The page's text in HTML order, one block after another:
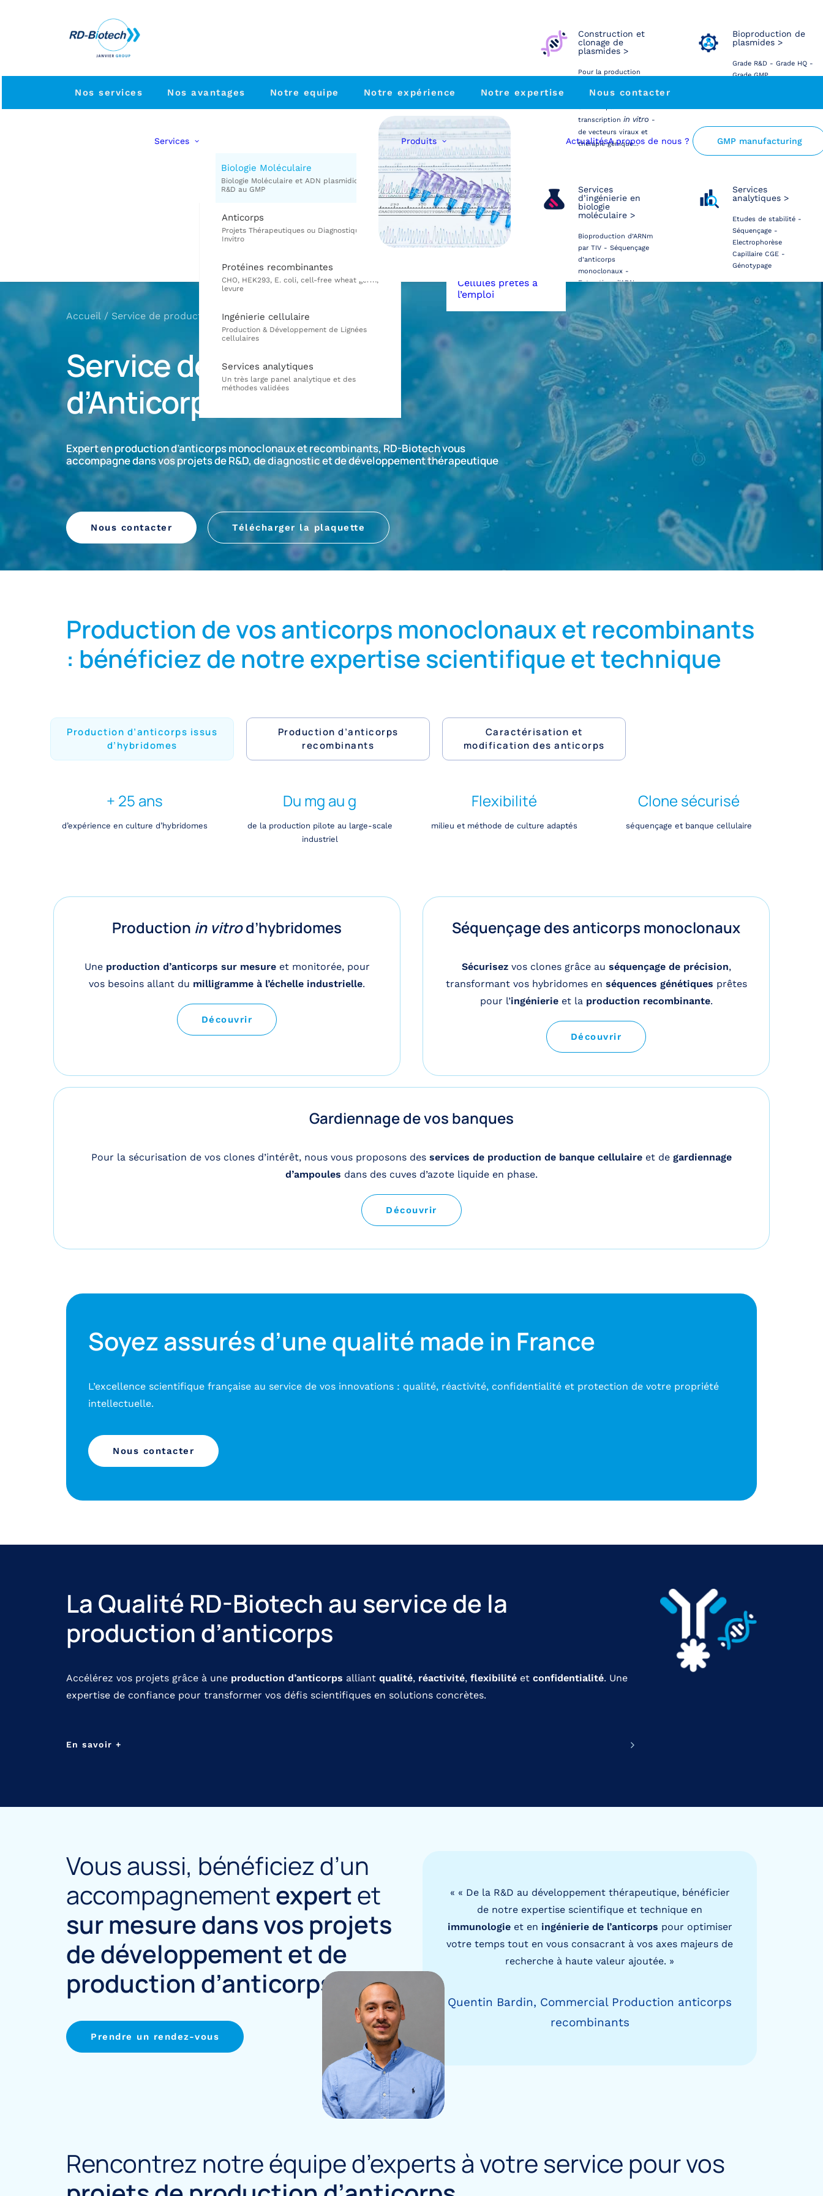
Services
Biologie Moléculaire
Construction et
clonage de
plasmides >
Pour la production
recombinantes -
transcription in vitro -
de vecteurs viraux et
thérapie génique...
Bioproduction de
plasmides >
Grade R&D - Grade HQ -
Grade GMP
Services
d’ingénierie en
biologie
moléculaire >
Bioproduction d’ARNm
par TIV - Séquençage
d’anticorps
monoclonaux -
Extraction d'ADN
génomique et d'ARN -
Validation de lignées
cellulaires - Ingénierie à
façon
Services
analytiques >
Etudes de stabilité -
Séquençage -
Electrophorèse
Capillaire CGE -
Génotypage
Anticorps
Protéines recombinantes
Ingénierie cellulaire
Services analytiques
Produits
Cellules prêtes à
l’emploi
ActualitésA propos de nous ? GMP manufacturing
Nos services Nos avantages Notre equipe Notre expérience Notre expertise Nous contacter
Accueil Service de production d’Anticorps
Service de production
d’Anticorps
Expert en production d’anticorps monoclonaux et recombinants, RD-Biotech vous
accompagne dans vos projets de R&D, de diagnostic et de développement thérapeutique
Nous contacter Télécharger la plaquette
Production de vos anticorps monoclonaux et recombinants
: bénéficiez de notre expertise scientifique et technique
Production d’anticorps issus
d’hybridomes
Production d’anticorps
recombinants
Caractérisation et
modification des anticorps
+ 25 ans
d’expérience en culture d’hybridomes
Du mg au g
de la production pilote au large-scale
industriel
Flexibilité
milieu et méthode de culture adaptés
Clone sécurisé
séquençage et banque cellulaire
Production in vitrod’hybridomes
Une production d’anticorps sur mesureet monitorée, pour
vos besoins allant du milligramme à l’échelle industrielle.
Découvrir
Séquençage des anticorps monoclonaux
Sécurisezvos clones grâce au séquençage de précision,
transformant vos hybridomes en séquences génétiques prêtes
pour l’ingénierieet la production recombinante.
Découvrir
Gardiennage de vos banques
Pour la sécurisation de vos clones d’intérêt, nous vous proposons des services de production de banque cellulaire et de gardiennage
d’ampoules dans des cuves d’azote liquide en phase.
Découvrir
Soyez assurés d’une qualité made in France
L’excellence scientifique française au service de vos innovations : qualité, réactivité, confidentialité et protection de votre propriété
intellectuelle.
Nous contacter
La Qualité RD-Biotech au service de la
production d’anticorps
Accélérez vos projets grâce à une production d’anticorps alliant qualité, réactivité, flexibilité et confidentialité. Une
expertise de confiance pour transformer vos défis scientifiques en solutions concrètes.
En savoir +
Vous aussi, bénéficiez d’un
accompagnementexpertet
sur mesuredans vos projets
dedéveloppementet de
production d’anticorps
Prendre un rendez-vous
« « De la R&D au développement thérapeutique, bénéficier
de notre expertise scientifique et technique en
immunologieet en ingénierie de l’anticorps pour optimiser
votre temps tout en vous consacrant à vos axes majeurs de
recherche à haute valeur ajoutée. »
Quentin Bardin, Commercial Production anticorps
recombinants
Rencontrez notre équipe d’experts à votre service pour vos